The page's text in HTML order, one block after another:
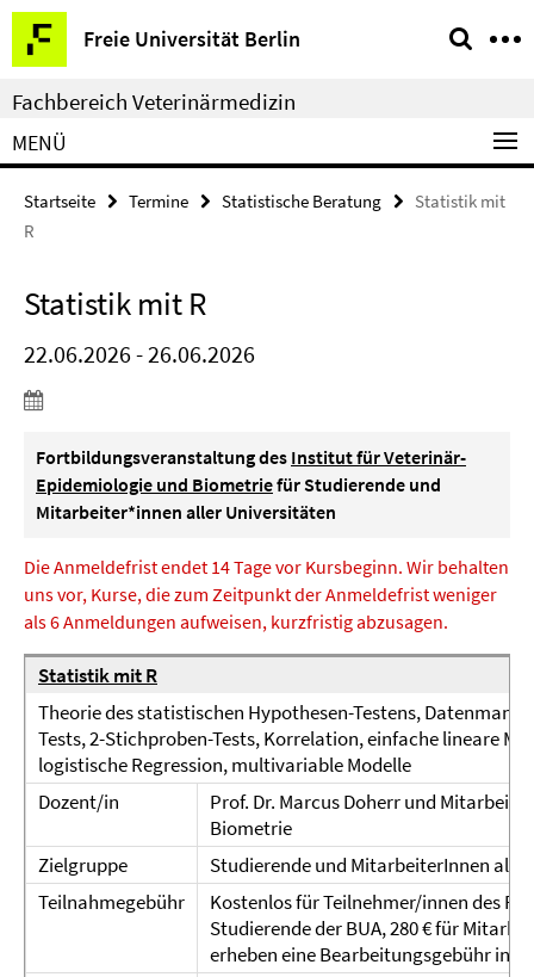
Springe
direkt
zu
Inhalt
Freie Universität Berlin
Service-
Navigation
Fachbereich Veterinärmedizin
MENÜ
Startseite Termine Statistische Beratung
Statistik mit
R
Statistik mit R
22.06.2026 - 26.06.2026
Fortbildungsveranstaltung des Institut für Veterinär-
Epidemiologie und Biometriefür Studierende und
Mitarbeiter*innen aller Universitäten
Die Anmeldefrist endet 14 Tage vor Kursbeginn. Wir behalten
uns vor, Kurse, die zum Zeitpunkt der Anmeldefrist weniger
als 6 Anmeldungen aufweisen, kurzfristig abzusagen.
Statistik mit R
Theorie des statistischen Hypothesen-Testens,
Tests, 2-Stichproben-Tests, Korrelation, einfache lineare
logistische Regression, multivariable Modelle
Dozent/in
Prof. Dr. Marcus Doherr und
Biometrie
Zielgruppe
Studierende und MitarbeiterInnen
Teilnahmegebühr
Kostenlos für Teilnehmer/innen des
Studierende der BUA, 280 € für
erheben eine Bearbeitungsgebühr in